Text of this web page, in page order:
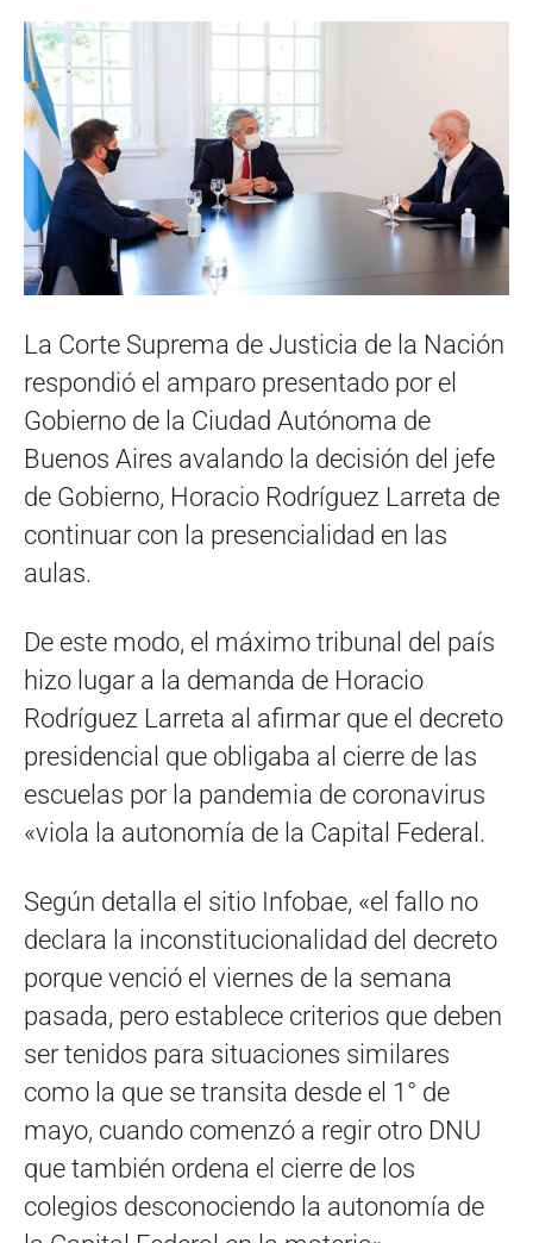
La Corte Suprema de Justicia de la Nación
respondió el amparo presentado por el
Gobierno de la Ciudad Autónoma de
Buenos Aires avalando la decisión del jefe
de Gobierno, Horacio Rodríguez Larreta de
continuar con la presencialidad en las
aulas.
De este modo, el máximo tribunal del país
hizo lugar a la demanda de Horacio
Rodríguez Larreta al afirmar que el decreto
presidencial que obligaba al cierre de las
escuelas por la pandemia de coronavirus
«viola la autonomía de la Capital Federal.
Según detalla el sitio Infobae, «el fallo no
declara la inconstitucionalidad del decreto
porque venció el viernes de la semana
pasada, pero establece criterios que deben
ser tenidos para situaciones similares
como la que se transita desde el 1° de
mayo, cuando comenzó a regir otro DNU
que también ordena el cierre de los
colegios desconociendo la autonomía de